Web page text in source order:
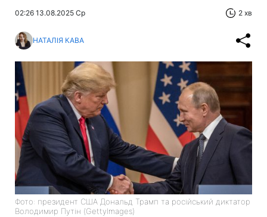
02:26 13.08.2025 Ср 2 хв
НАТАЛІЯ КАВА
Фото: президент США Дональд Трамп та російський диктатор
Володимир Путін (GettyImages)